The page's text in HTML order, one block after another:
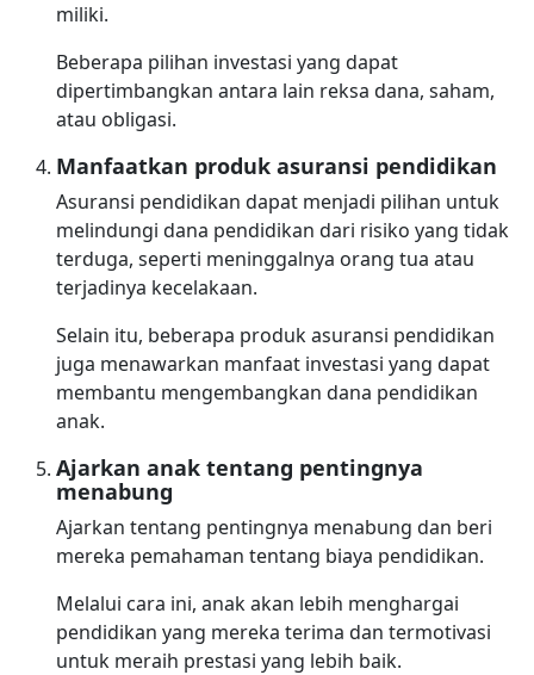
miliki.
Beberapa pilihan investasi yang dapat
dipertimbangkan antara lain reksa dana, saham,
atau obligasi.
Manfaatkan produk asuransi pendidikan
Asuransi pendidikan dapat menjadi pilihan untuk
melindungi dana pendidikan dari risiko yang tidak
terduga, seperti meninggalnya orang tua atau
terjadinya kecelakaan.
Selain itu, beberapa produk asuransi pendidikan
juga menawarkan manfaat investasi yang dapat
membantu mengembangkan dana pendidikan
anak.
Ajarkan anak tentang pentingnya
menabung
Ajarkan tentang pentingnya menabung dan beri
mereka pemahaman tentang biaya pendidikan.
Melalui cara ini, anak akan lebih menghargai
pendidikan yang mereka terima dan termotivasi
untuk meraih prestasi yang lebih baik.